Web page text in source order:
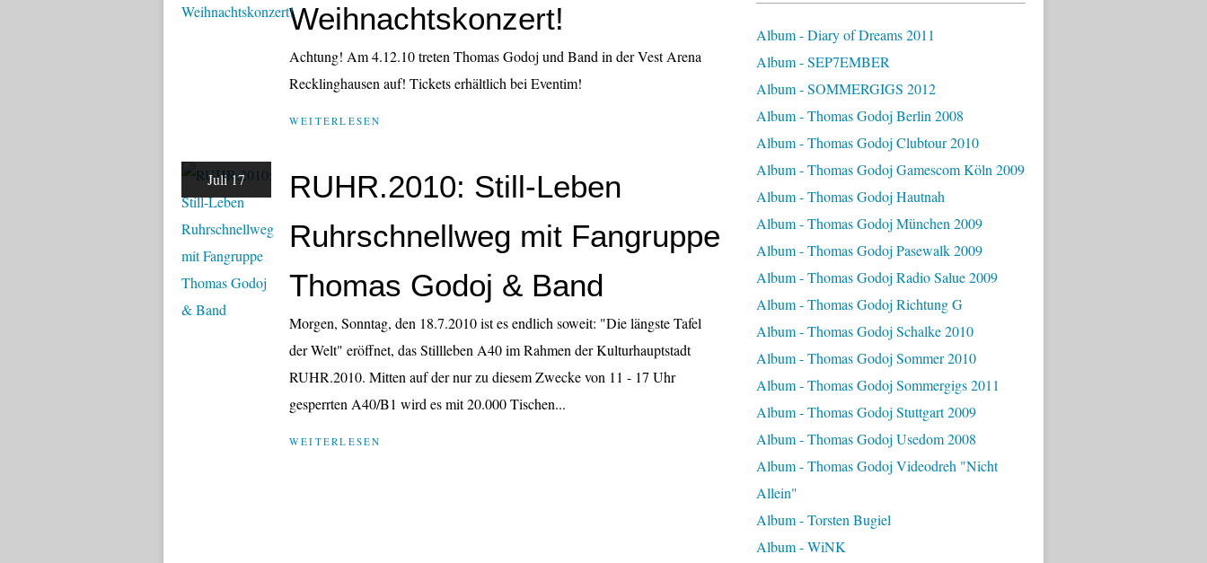
Weihnachtskonzert!
Achtung! Am 4.12.10 treten Thomas Godoj und Band in der Vest Arena
Recklinghausen auf! Tickets erhältlich bei Eventim!
WEITERLESEN
Juli 17
RUHR.2010: Still-Leben
Ruhrschnellweg mit Fangruppe
Thomas Godoj & Band
Morgen, Sonntag, den 18.7.2010 ist es endlich soweit: "Die längste Tafel
der Welt" eröffnet, das Stillleben A40 im Rahmen der Kulturhauptstadt
RUHR.2010. Mitten auf der nur zu diesem Zwecke von 11 - 17 Uhr
gesperrten A40/B1 wird es mit 20.000 Tischen...
WEITERLESEN
Album - Diary of Dreams 2011
Album - SEP7EMBER
Album - SOMMERGIGS 2012
Album - Thomas Godoj Berlin 2008
Album - Thomas Godoj Clubtour 2010
Album - Thomas Godoj Gamescom Köln 2009
Album - Thomas Godoj Hautnah
Album - Thomas Godoj München 2009
Album - Thomas Godoj Pasewalk 2009
Album - Thomas Godoj Radio Salue 2009
Album - Thomas Godoj Richtung G
Album - Thomas Godoj Schalke 2010
Album - Thomas Godoj Sommer 2010
Album - Thomas Godoj Sommergigs 2011
Album - Thomas Godoj Stuttgart 2009
Album - Thomas Godoj Usedom 2008
Album - Thomas Godoj Videodreh "Nicht
Allein"
Album - Torsten Bugiel
Album - WiNK